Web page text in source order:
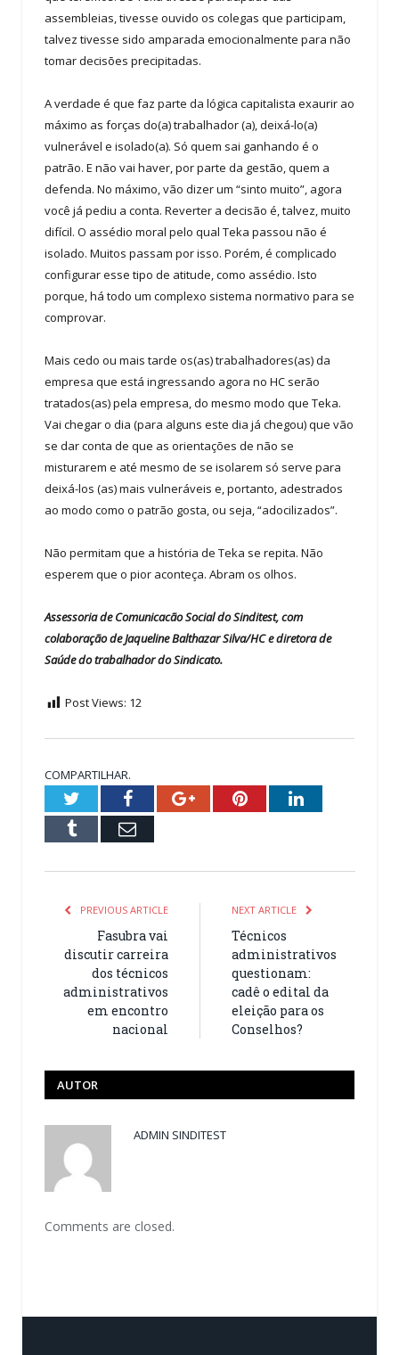
assembleias, tivesse ouvido os colegas que participam,
talvez tivesse sido amparada emocionalmente para não
tomar decisões precipitadas.
A verdade é que faz parte da lógica capitalista exaurir ao
máximo as forças do(a) trabalhador (a), deixá-lo(a)
vulnerável e isolado(a). Só quem sai ganhando é o
patrão. E não vai haver, por parte da gestão, quem a
defenda. No máximo, vão dizer um “sinto muito”, agora
você já pediu a conta. Reverter a decisão é, talvez, muito
difícil. O assédio moral pelo qual Teka passou não é
isolado. Muitos passam por isso. Porém, é complicado
configurar esse tipo de atitude, como assédio. Isto
porque, há todo um complexo sistema normativo para se
comprovar.
Mais cedo ou mais tarde os(as) trabalhadores(as) da
empresa que está ingressando agora no HC serão
tratados(as) pela empresa, do mesmo modo que Teka.
Vai chegar o dia (para alguns este dia já chegou) que vão
se dar conta de que as orientações de não se
misturarem e até mesmo de se isolarem só serve para
deixá-los (as) mais vulneráveis e, portanto, adestrados
ao modo como o patrão gosta, ou seja, “adocilizados”.
Não permitam que a história de Teka se repita. Não
esperem que o pior aconteça. Abram os olhos.
Assessoria de Comunicacão Social do Sinditest, com
colaboração de Jaqueline Balthazar Silva/HC e diretora de
Saúde do trabalhador do Sindicato.
Post Views: 12
COMPARTILHAR.
TwitterFacebookGoogle+PinterestLinkedIn
Tumblr Email
PREVIOUS ARTICLE
Fasubra vai
discutir carreira
dos técnicos
administrativos
em encontro
nacional
NEXT ARTICLE
Técnicos
administrativos
questionam:
cadê o edital da
eleição para os
Conselhos?
AUTOR
ADMIN SINDITEST
Comments are closed.